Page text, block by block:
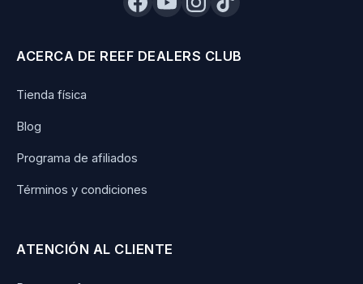
ACERCA DE REEF DEALERS CLUB
Tienda física
Blog
Programa de afiliados
Términos y condiciones
ATENCIÓN AL CLIENTE